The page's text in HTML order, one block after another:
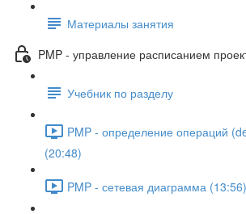
Материалы занятия
PMP - управление расписанием
Учебник по разделу
PMP - определение операций
(20:48)
PMP - сетевая диаграмма (13:56)